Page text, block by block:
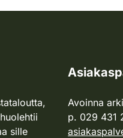
sille
Avoinna
p. 029 431